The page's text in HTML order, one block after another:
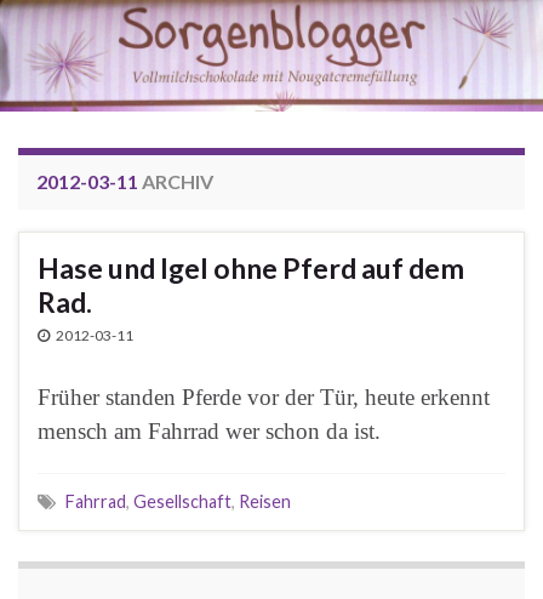
2012-03-11 ARCHIV
Hase und Igel ohne Pferd auf dem
Rad.
2012-03-11
Früher standen Pferde vor der Tür, heute erkennt
mensch am Fahrrad wer schon da ist.
Fahrrad, Gesellschaft, Reisen